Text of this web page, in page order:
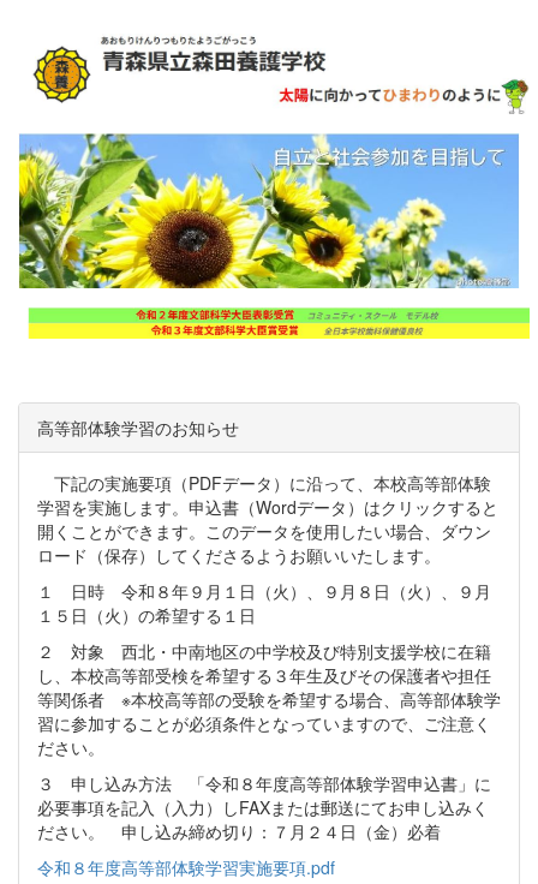
高等部体験学習のお知らせ
下記の実施要項（PDFデータ）に沿って、本校高等部体験
学習を実施します。申込書（Wordデータ）はクリックすると
開くことができます。このデータを使用したい場合、ダウン
ロード（保存）してくださるようお願いいたします。
１ 日時 令和８年９月１日（火）、９月８日（火）、９月
１５日（火）の希望する１日
２ 対象 西北・中南地区の中学校及び特別支援学校に在籍
し、本校高等部受検を希望する３年生及びその保護者や担任
等関係者 ※本校高等部の受験を希望する場合、高等部体験学
習に参加することが必須条件となっていますので、ご注意く
ださい。
３ 申し込み方法 「令和８年度高等部体験学習申込書」に
必要事項を記入（入力）しFAXまたは郵送にてお申し込みく
ださい。 申し込み締め切り：７月２４日（金）必着
令和８年度高等部体験学習実施要項.pdf